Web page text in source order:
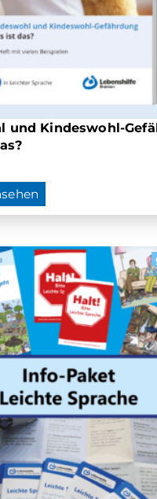
und Kindeswohl-